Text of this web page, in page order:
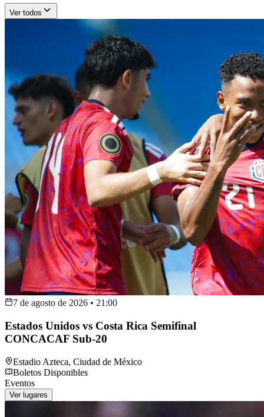
Ver todos
7 de agosto de 2026 • 21:00
Estados Unidos vs Costa Rica Semifinal
CONCACAF Sub-20
Estadio Azteca, Ciudad de México
Boletos Disponibles
Eventos
Ver lugares